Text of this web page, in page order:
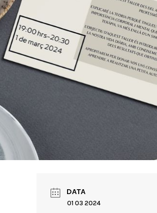
DATA
01 03 2024